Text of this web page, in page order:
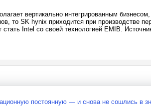
вертикально интегрированным
то SK hynix приходится при производстве
Intel со своей технологией EMIB.
постоянную — и снова не сошлись в